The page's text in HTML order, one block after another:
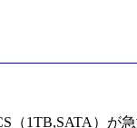
（1TB,SATA）が